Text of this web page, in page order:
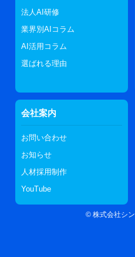
法人AI研修
業界別AIコラム
AI活用コラム
選ばれる理由
会社案内
お問い合わせ
お知らせ
人材採用制作
YouTube
© 株式会社シ